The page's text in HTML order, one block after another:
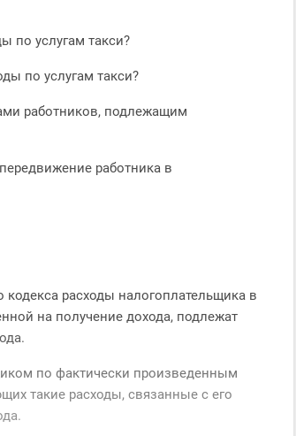
по услугам такси?
по услугам такси?
работников, подлежащим
работника в
кодекса расходы налогоплательщика в
на получение дохода, подлежат
по фактически произведенным
такие расходы, связанные с его